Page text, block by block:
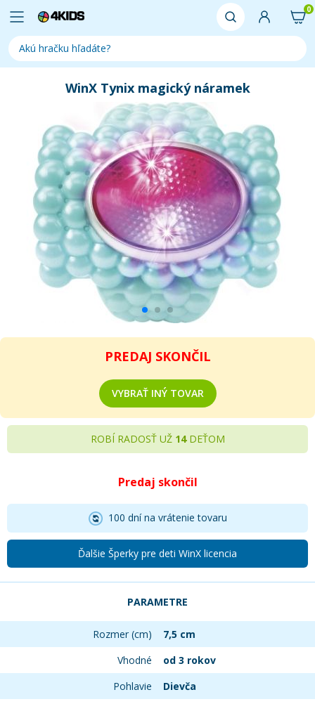
0
WinX Tynix magický náramek
PREDAJ SKONČIL
VYBRAŤ INÝ TOVAR
ROBÍ RADOSŤ UŽ 14DEŤOM
Predaj skončil
100 dní na vrátenie tovaru
Ďalšie Šperky pre deti WinX licencia
PARAMETRE
Rozmer (cm)
7,5 cm
Vhodné
od 3 rokov
Pohlavie
Dievča